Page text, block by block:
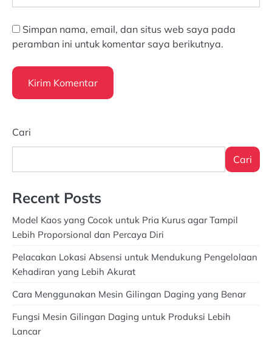
Simpan nama, email, dan situs web saya pada
peramban ini untuk komentar saya berikutnya.
Cari
Cari
Recent Posts
Model Kaos yang Cocok untuk Pria Kurus agar Tampil
Lebih Proporsional dan Percaya Diri
Pelacakan Lokasi Absensi untuk Mendukung Pengelolaan
Kehadiran yang Lebih Akurat
Cara Menggunakan Mesin Gilingan Daging yang Benar
Fungsi Mesin Gilingan Daging untuk Produksi Lebih
Lancar